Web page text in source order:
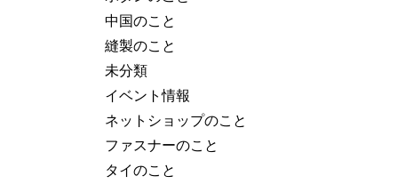
中国のこと
縫製のこと
未分類
イベント情報
ネットショップのこと
ファスナーのこと
タイのこと